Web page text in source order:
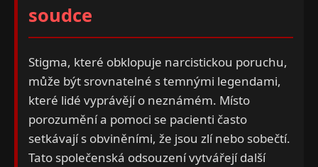
soudce
Stigma, které obklopuje narcistickou poruchu,
může být srovnatelné s temnými legendami,
které lidé vyprávějí o neznámém. Místo
porozumění a pomoci se pacienti často
setkávají s obviněními, že jsou zlí nebo sobečtí.
Tato společenská odsouzení vytvářejí další